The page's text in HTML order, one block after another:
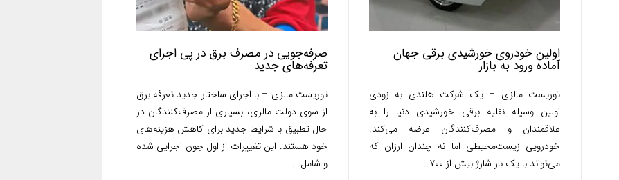
صرفه‌جویی در مصرف برق در پی اجرای
تعرفه‌های جدید
توریست مالزی – با اجرای ساختار جدید تعرفه برق
از سوی دولت مالزی، بسیاری از مصرف‌کنندگان در
حال تطبیق با شرایط جدید برای کاهش هزینه‌های
خود هستند. این تغییرات از اول جون اجرایی شده
و شامل...
اولین خودروی خورشیدی برقی جهان
آماده ورود به بازار
توریست مالزی – یک شرکت هلندی به زودی
اولین وسیله نقلیه برقی خورشیدی دنیا را به
علاقمندان و مصرف‌کنندگان عرضه می‌کند.
خودرویی زیست‌محیطی اما نه چندان ارزان که
می‌تواند با یک بار شارژ بیش از ۷۰۰...